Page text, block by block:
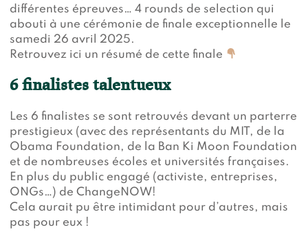
différentes épreuves… 4 rounds de selection qui
abouti à une cérémonie de finale exceptionnelle le
samedi 26 avril 2025.
Retrouvez ici un résumé de cette finale
6 finalistes talentueux
Les 6 finalistes se sont retrouvés devant un parterre
prestigieux (avec des représentants du MIT, de la
Obama Foundation, de la Ban Ki Moon Foundation
et de nombreuses écoles et universités françaises.
En plus du public engagé (activiste, entreprises,
ONGs…) de ChangeNOW!
Cela aurait pu être intimidant pour d’autres, mais
pas pour eux !